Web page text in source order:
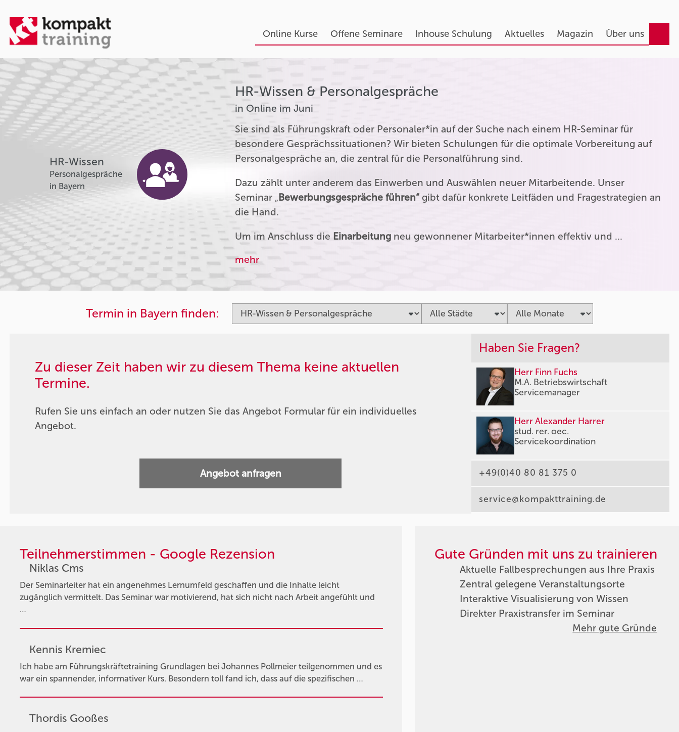
Online Kurse Offene Seminare Inhouse Schulung Aktuelles Magazin Über uns
HR-Wissen
Personalgespräche
in Bayern
HR-Wissen & Personalgespräche
in Online im Juni
Sie sind als Führungskraft oder Personaler*in auf der Suche nach einem HR-Seminar für
besondere Gesprächssituationen? Wir bieten Schulungen für die optimale Vorbereitung auf
Personalgespräche an, die zentral für die Personalführung sind.
Dazu zählt unter anderem das Einwerben und Auswählen neuer Mitarbeitende. Unser
Seminar „Bewerbungsgespräche führen“ gibt dafür konkrete Leitfäden und Fragestrategien an
die Hand.
Um im Anschluss die Einarbeitung neu gewonnener Mitarbeiter*innen effektiv und …
mehr
Termin in Bayern finden:
Zu dieser Zeit haben wir zu diesem Thema keine aktuellen
Termine.
Rufen Sie uns einfach an oder nutzen Sie das Angebot Formular für ein individuelles
Angebot.
Angebot anfragen
Haben Sie Fragen?
Herr Finn Fuchs
M.A. Betriebswirtschaft
Servicemanager
Herr Alexander Harrer
stud. rer. oec.
Servicekoordination
+49(0)40 80 81 375 0
service@kompakttraining.de
Teilnehmerstimmen - Google Rezension
Niklas Cms
Der Seminarleiter hat ein angenehmes Lernumfeld geschaffen und die Inhalte leicht
zugänglich vermittelt. Das Seminar war motivierend, hat sich nicht nach Arbeit angefühlt und
…
Kennis Kremiec
Ich habe am Führungskräftetraining Grundlagen bei Johannes Pollmeier teilgenommen und es
war ein spannender, informativer Kurs. Besondern toll fand ich, dass auf die spezifischen …
Thordis Gooßes
Gute Gründen mit uns zu trainieren
Aktuelle Fallbesprechungen aus Ihre Praxis
Zentral gelegene Veranstaltungsorte
Interaktive Visualisierung von Wissen
Direkter Praxistransfer im Seminar
Mehr gute Gründe